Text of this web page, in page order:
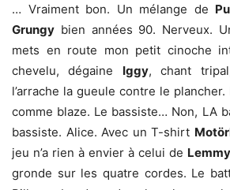
… Vraiment bon. Un mélange de
Grungy bien années 90. Nerveux.
mets en route mon petit cinoche
chevelu, dégaine Iggy, chant
l’arrache la gueule contre le
comme blaze. Le bassiste… Non, LA
bassiste. Alice. Avec un T-shirt
jeu n’a rien à envier à celui de Lemmy
gronde sur les quatre cordes. Le